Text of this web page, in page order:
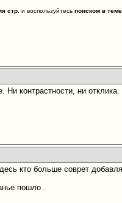
стр. и воспользуйтесьпоиском в теме
контрастности, ни
кто больше соврет
пошло .